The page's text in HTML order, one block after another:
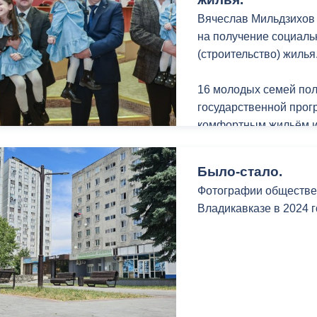
постановления Кадровая политика
НПА Контактная информация
органов
Списки граждан, состоящих на
учете в качестве нуждающихся в
улучшении жилищных условий по
Общественное обсуждение
документов стратегического
планирования
результатах
Порядок обжалования решений и
действий органов местного
самоуправления
Вячеслав
на получение
(строительство) жилья.
16 молодых семей
государственной
комфортным жильём
Поздравили
города Владикавказа
Собрания
Было-стало.
Фотографии
Владикавказе в 2024